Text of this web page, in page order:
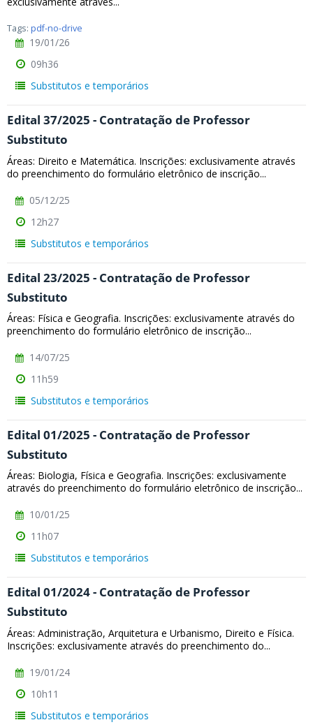
Tags: pdf-no-drive
19/01/26
09h36
Substitutos e temporários
Edital 37/2025 - Contratação de Professor
Substituto
Áreas: Direito e Matemática. Inscrições: exclusivamente através
do preenchimento do formulário eletrônico de inscrição...
05/12/25
12h27
Substitutos e temporários
Edital 23/2025 - Contratação de Professor
Substituto
Áreas: Física e Geografia. Inscrições: exclusivamente através do
preenchimento do formulário eletrônico de inscrição...
14/07/25
11h59
Substitutos e temporários
Edital 01/2025 - Contratação de Professor
Substituto
Áreas: Biologia, Física e Geografia. Inscrições: exclusivamente
através do preenchimento do formulário eletrônico de inscrição...
10/01/25
11h07
Substitutos e temporários
Edital 01/2024 - Contratação de Professor
Substituto
Áreas: Administração, Arquitetura e Urbanismo, Direito e Física.
Inscrições: exclusivamente através do preenchimento do...
19/01/24
10h11
Substitutos e temporários